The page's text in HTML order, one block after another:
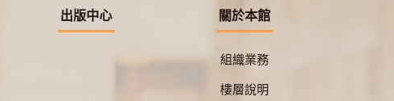
出版中心 關於本館
組織業務
樓層說明